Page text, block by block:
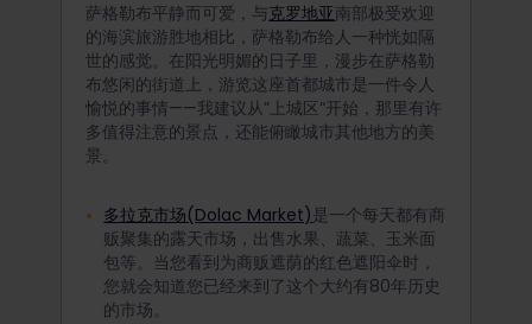
萨格勒布平静而可爱，与克罗地亚南部极受欢迎
的海滨旅游胜地相比，萨格勒布给人一种恍如隔
世的感觉。在阳光明媚的日子里，漫步在萨格勒
布悠闲的街道上，游览这座首都城市是一件令人
愉悦的事情——我建议从”上城区“开始，那里有许
多值得注意的景点，还能俯瞰城市其他地方的美
景。
多拉克市场(Dolac Market)是一个每天都有商
贩聚集的露天市场，出售水果、蔬菜、玉米面
包等。当您看到为商贩遮荫的红色遮阳伞时，
您就会知道您已经来到了这个大约有80年历史
的市场。